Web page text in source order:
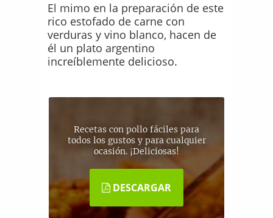
El mimo en la preparación de este
rico estofado de carne con
verduras y vino blanco, hacen de
él un plato argentino
increíblemente delicioso.
Recetas con pollo fáciles para
todos los gustos y para cualquier
ocasión. ¡Deliciosas!
DESCARGAR